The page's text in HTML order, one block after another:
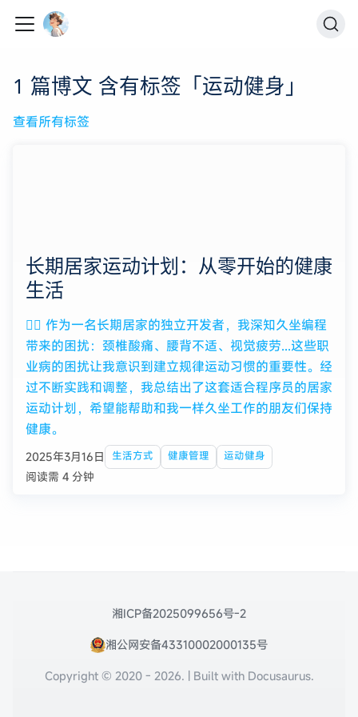
1 篇博文 含有标签「运动健身」
查看所有标签
长期居家运动计划：从零开始的健康
生活
🏃‍♂️ 作为一名长期居家的独立开发者，我深知久坐编程
带来的困扰：颈椎酸痛、腰背不适、视觉疲劳...这些职
业病的困扰让我意识到建立规律运动习惯的重要性。经
过不断实践和调整，我总结出了这套适合程序员的居家
运动计划，希望能帮助和我一样久坐工作的朋友们保持
健康。
2025年3月16日 生活方式 健康管理 运动健身
阅读需 4 分钟
湘ICP备2025099656号-2
湘公网安备43310002000135号
Copyright © 2020 - 2026. | Built with Docusaurus.